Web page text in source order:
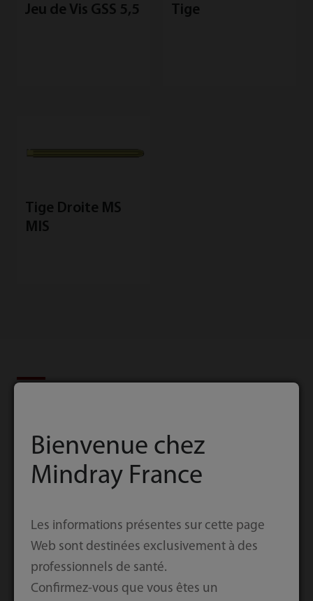
Jeu de Vis GSS 5,5 Tige
Tige Droite MS
MIS
Brochures
Bienvenue chez
Mindray France
Les informations présentes sur cette page
Web sont destinées exclusivement à des
professionnels de santé.
Confirmez-vous que vous êtes un